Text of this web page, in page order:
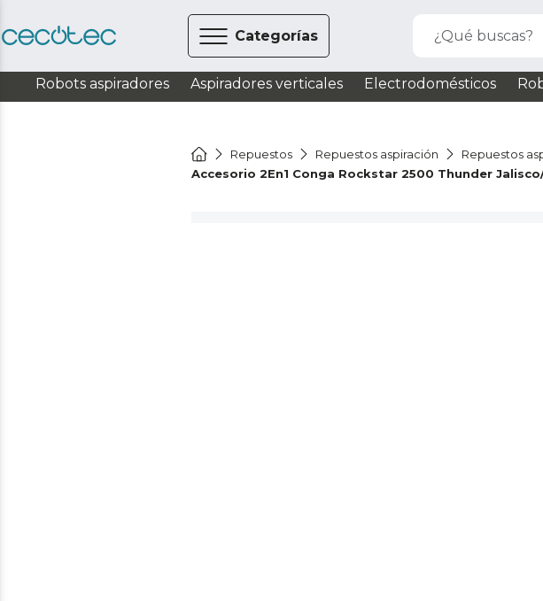
Categorías ¿Qué buscas?
Robots aspiradores Aspiradores verticales Electrodomésticos
Repuestos Repuestos aspiración
Repuestos
Accesorio 2En1 Conga Rockstar 2500 Thunder